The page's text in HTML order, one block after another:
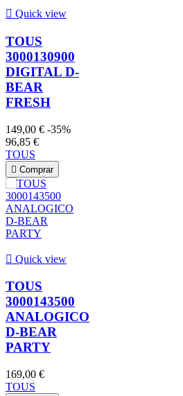
 Quick view
TOUS
3000130900
DIGITAL D-
BEAR
FRESH
149,00 € -35%
96,85 €
TOUS
 Comprar
 Quick view
TOUS
3000143500
ANALOGICO
D-BEAR
PARTY
169,00 €
TOUS